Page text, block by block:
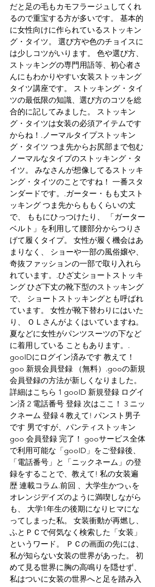
だと足の毛もカモフラージュしてくれ
るので重宝する方が多いです。 基本的
に女性向けに作られているストッキン
グ・タイツ。 選び方や色のチョイスに
は少しコツがいります。 色や選び方、
ストッキングの専門用語等、初心者さ
んにもわかりやすい女装ストッキング
タイツ講座です。 ストッキング・タイ
ツの最低限の知識、選び方のコツを総
合的に記してみました。 ストッキン
グ・タイツは女装の必須アイテムです
からね！.ノーマルタイプストッキン
グ・タイツ つま先からお尻部まで包む
ノーマルなタイプのストッキング・タ
イツ。 みなさんが想像してるストッキ
ング・タイツのことですね！ 一番スタ
ンダードです。.ガーター・もも丈スト
ッキング つま先からももくらいの丈
で、 ももにひっつけたり、 「ガーター
ベルト」を利用して腰部分からつりさ
げて履くタイプ。 女性が履く機会はあ
まりなく、 ショーや一部の風俗嬢や、
奇抜ファッションの一部で取り入れら
れています。.ひざ丈ショートストッキ
ング ひざ下丈の靴下型のストッキング
で、 ショートストッキングとも呼ばれ
ています。 女性が靴下替わりにはいた
り、 ＯＬさんがよくはいていますね。
夏などに女性がパンツスーツの下など
に着用している こともあります。.
gooIDにログイン済みです 教えて！
goo 新規会員登録 （無料）.gooの新規
会員登録の方法が新しくなりました。
詳細はこちら 1 gooID 新規登録 ログイ
ン済 2 電話番号 登録 次はここ！ 3 ニッ
クネーム 登録 4 教えて! パンスト男子
です 男ですが、パンティストッキン
goo 会員登録 完了！ gooサービス全体
で利用可能な「gooID」をご登録後、
「電話番号」と「ニックネーム」の登
録をすることで、教えて! 私の女装遍
歴 連載コラム.前回 、大学生かつぃを
オレンジデイズのように満喫しながら
も、 大学1年生の後期になりヒマにな
ってしまった私。 女装衝動が再燃し、
ふとＰＣで何気なく検索した「女装」
というワード。 ＰＣの画面の先には、
私が知らない女装の世界があった。 初
めて見る世界に胸の高鳴りを隠せず、
私はついに女装の世界へと足を踏み入